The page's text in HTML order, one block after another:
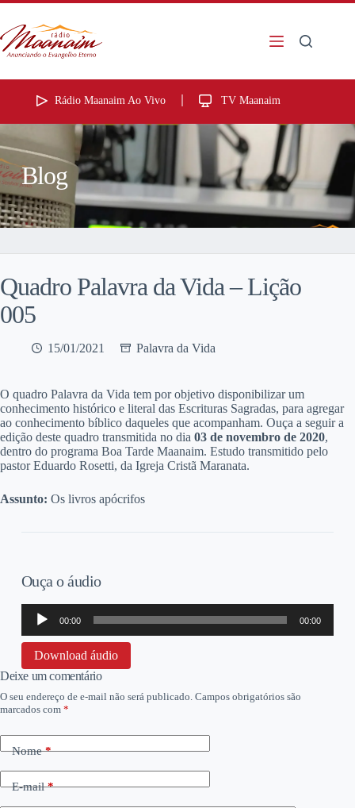
Rádio Maanaim Ao Vivo TV Maanaim
Blog
Quadro Palavra da Vida – Lição
005
15/01/2021 Palavra da Vida
O quadro Palavra da Vida tem por objetivo disponibilizar um
conhecimento histórico e literal das Escrituras Sagradas, para agregar
ao conhecimento bíblico daqueles que acompanham. Ouça a seguir a
edição deste quadro transmitida no dia 03 de novembro de 2020,
dentro do programa Boa Tarde Maanaim. Estudo transmitido pelo
pastor Eduardo Rosetti, da Igreja Cristã Maranata.
Assunto: Os livros apócrifos
Ouça o áudio
Tocador
áudio
00:00 00:00
Download áudio
Deixe um comentário
O seu endereço de e-mail não será publicado. Campos obrigatórios são
marcados com *
Nome*
E-mail*